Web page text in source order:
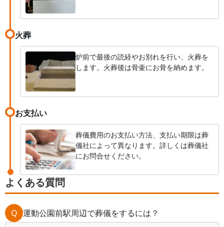
火葬
炉前で最後の読経やお別れを行い、火葬を
します。火葬後は骨壷にお骨を納めます。
お支払い
葬儀費用のお支払い方法、支払い期限は葬
儀社によって異なります。詳しくは葬儀社
にお問合せください。
よくある質問
Q 運動公園前駅周辺で葬儀をするには？